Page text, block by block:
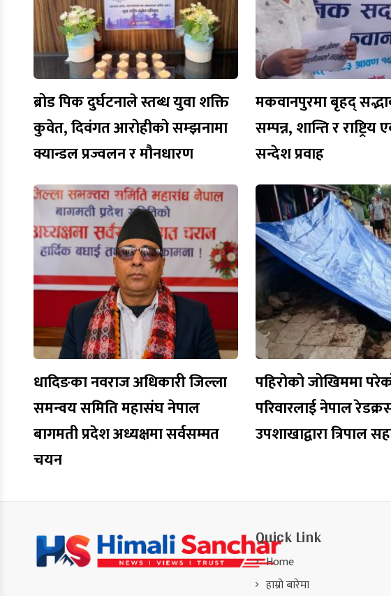
ब्रोड पिक दुर्घटनाले स्तब्ध युवा शक्ति
कुवेत, दिवंगत आरोहीको सम्झनामा
क्यान्डल प्रज्वलन र मौनधारण
मकवानपुरमा बृहद्
सम्पन्न, शान्ति र
सन्देश प्रवाह
धादिङका नवराज अधिकारी जिल्ला
समन्वय समिति महासंघ नेपाल
बागमती प्रदेश अध्यक्षमा सर्वसम्मत
चयन
पहिरोको जोखिममा
परिवारलाई नेपाल
उपशाखाद्वारा त्रिपाल
Quick Link
Home
हाम्रो बारेमा